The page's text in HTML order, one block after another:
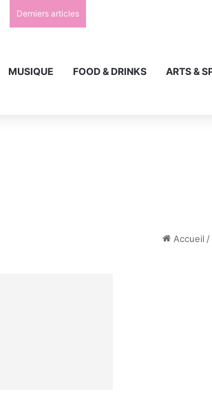
Derniers articles
MUSIQUE FOOD & DRINKS ARTS &
Accueil /